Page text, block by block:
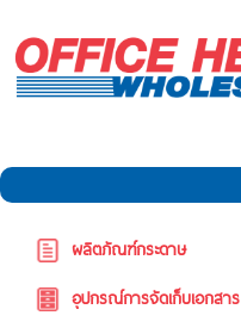
ผลิตภัณฑ์กระดาษ
อุปกรณ์การจัดเก็บเอกสาร